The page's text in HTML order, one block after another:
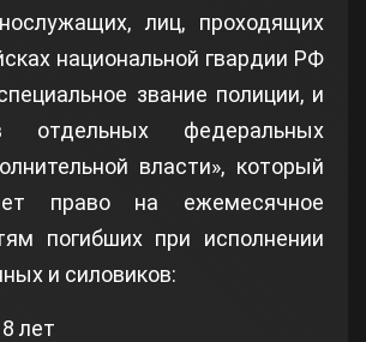
лиц, проходящих
национальной гвардии РФ
звание полиции, и
отдельных федеральных
власти», который
право на ежемесячное
погибших при исполнении
и силовиков:
лет